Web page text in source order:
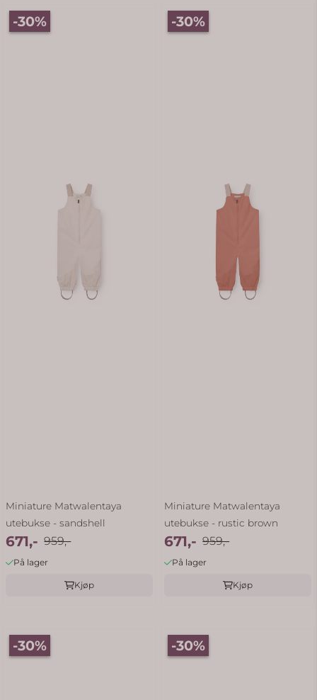
-30%
Miniature Matwalentaya
utebukse - sandshell
671,- 959,-
På lager
Kjøp
-30%
Miniature Matwalentaya
utebukse - rustic brown
671,- 959,-
På lager
Kjøp
-30% -30%